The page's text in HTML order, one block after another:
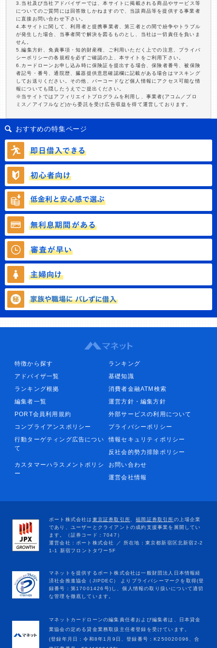
3.当社及び当社アドバイザーでは、本サイトに掲載される商品やサービス等
についてのご質問には回答致しかねますので、当該商品等を提供する事業者
に直接お問い合わせ下さい。
4.本サイトに関して、利用者と提携事業者、第三者との間で紛争やトラブル
が発生した場合、当事者間で解決を図るものとし、当社は一切責任を負いま
せん。
5.編集方針、免責事項・知的財産権、ご利用いただく上での注意、プライバ
シーポリシーの各規程を必ずご確認の上、本サイトをご利用下さい。
6.カードローンお申し込み時に保険証を提出する場合、保険者番号、被保険
者記号・番号、通院歴、臓器提供意思確認欄に記載がある場合はマスキング
してお送りください。その他、バーコードなど個人情報にアクセス可能な情
報についても隠したうえでご提出ください。
※当サイトではアフィリエイトプログラムを利用し、事業者(アコム／プロ
ミス／アイフルなど)から委託を受け広告収益を得て運営しております。
おすすめの特集ページ
特徴から探す
ランキング
アドバイザ一覧
基礎知識
ランキング根拠
消費者金融ATM検索
編集者一覧
運営方針・編集方針
PORT会員利用規約
外部サービスの利用について
コンプライアンスポリシー
プライバシーポリシー
行動ターゲティング広告につい
て
情報セキュリティポリシー
反社会的勢力排除ポリシー
カスタマーハラスメントポリシ
ー
お問い合わせ
運営会社情報
マネットカードローンの編集責任者および編集者は、日本貸金
業協会の定める貸金業務取扱主任者登録を受けています。
(登録年月日：令和8年1月9日、登録番号：K250020096、合